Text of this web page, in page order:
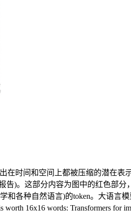
时间和空间上都被压缩的潜在表
告)。这部分内容为图中的红色部分
各种自然语言)的token。大语言模
16x16 words: Transformers for